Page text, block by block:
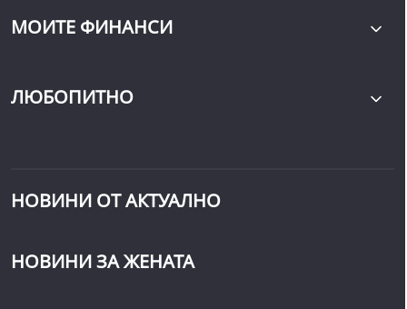
МОИТЕ ФИНАНСИ
ЛЮБОПИТНО
НОВИНИ ОТ АКТУАЛНО
НОВИНИ ЗА ЖЕНАТА